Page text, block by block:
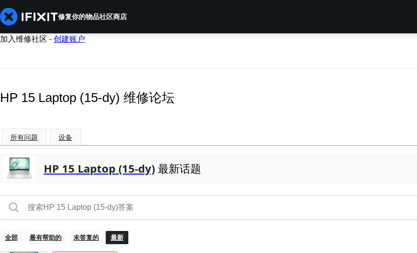
修复你的物品社区商店
加入维修社区 -创建账户
HP 15 Laptop (15-dy) 维修论坛
所有问题 设备
HP 15 Laptop (15-dy) 最新话题
全部 最有帮助的 未答复的 最新